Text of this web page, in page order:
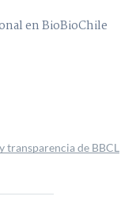
en BioBioChile
transparencia de BBCL